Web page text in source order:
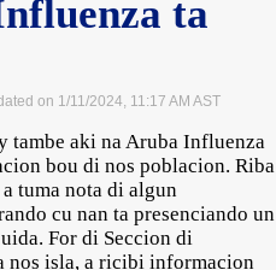
ta
on 1/11/2024, 11:17 AM AST
tambe aki na Aruba Influenza
bou di nos poblacion. Riba
tuma nota di algun
cu nan ta presenciando un
For di Seccion di
nos isla, a ricibi informacion